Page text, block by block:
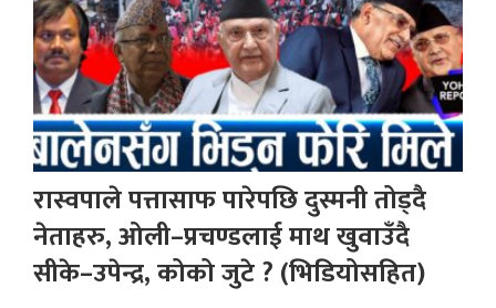
रास्वपाले पत्तासाफ पारेपछि दुस्मनी तोड्दै
नेताहरु, ओली–प्रचण्डलाई माथ खुवाउँदै
सीके–उपेन्द्र, कोको जुटे ? (भिडियोसहित)